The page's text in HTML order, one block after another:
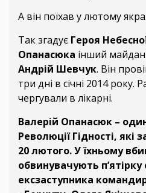
А він поїхав у лютому
Так згадує Героя
Опанасюка інший
Андрій Шевчук. Він
три дні в січні 2014 року.
чергували в лікарні.
Валерій Опанасюк –
Революції Гідності, які
20 лютого. У їхньому
обвинувачують п’ятірку
ексзаступника